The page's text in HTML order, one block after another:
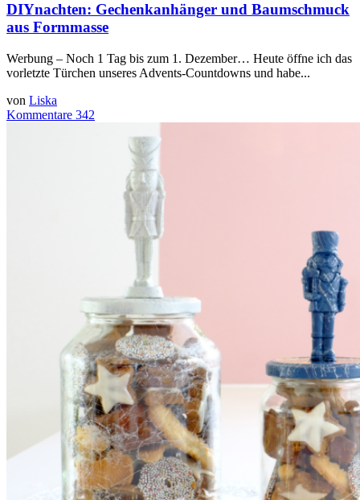
DIYnachten: Gechenkanhänger und Baumschmuck
aus Formmasse
Werbung – Noch 1 Tag bis zum 1. Dezember… Heute öffne ich das
vorletzte Türchen unseres Advents-Countdowns und habe...
von Liska
Kommentare 342